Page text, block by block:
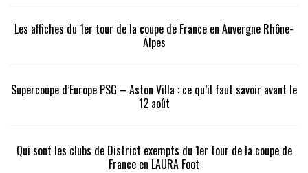
Les affiches du 1er tour de la coupe de France en Auvergne Rhône-
Alpes
Supercoupe d’Europe PSG – Aston Villa : ce qu’il faut savoir avant le
12 août
Qui sont les clubs de District exempts du 1er tour de la coupe de
France en LAURA Foot